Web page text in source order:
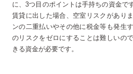
に、3つ目のポイントは手持ちの資金で
賃貸に出した場合、空室リスクがあり
ンの二重払いやその他に税金等も発生
のリスクをゼロにすることは難しいの
きる資金が必要です。